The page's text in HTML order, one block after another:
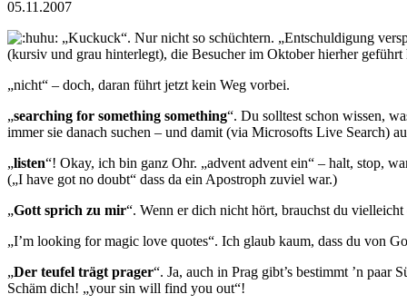
05.11.2007
„Kuckuck“. Nur nicht so schüchtern. „Entschuldigung
(kursiv und grau hinterlegt), die Besucher im Oktober hierher geführt
„nicht“ – doch, daran führt jetzt kein Weg vorbei.
„searching for something something“. Du solltest schon wissen,
immer sie danach suchen – und damit (via Microsofts Live Search)
„listen“! Okay, ich bin ganz Ohr. „advent advent ein“ – halt, stop,
(„I have got no doubt“ dass da ein Apostroph zuviel war.)
„Gott sprich zu mir“. Wenn er dich nicht hört, brauchst du vielleicht
„I’m looking for magic love quotes“. Ich glaub kaum, dass du von
„Der teufel trägt prager“. Ja, auch in Prag gibt’s bestimmt ’n paar
Schäm dich! „your sin will find you out“!